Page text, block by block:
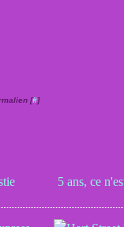
[#]
5 ans, ce